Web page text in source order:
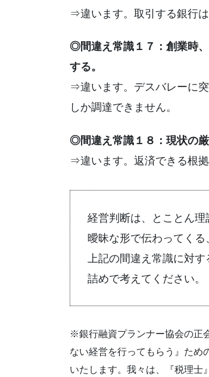
⇒違います。取引する銀行は
◎間違え常識１７：創業時
する。
⇒違います。デスバレーに
しか調達できません。
◎間違え常識１８：現状の
⇒違います。返済できる根
経営判断は、とことん理
曖昧な形で伝わってくる
上記の間違え常識に対
詰めで考えてください。
※銀行融資プランナー協会の正
ない経営を行ってもらう』ため
いたします。我々は、『税理士